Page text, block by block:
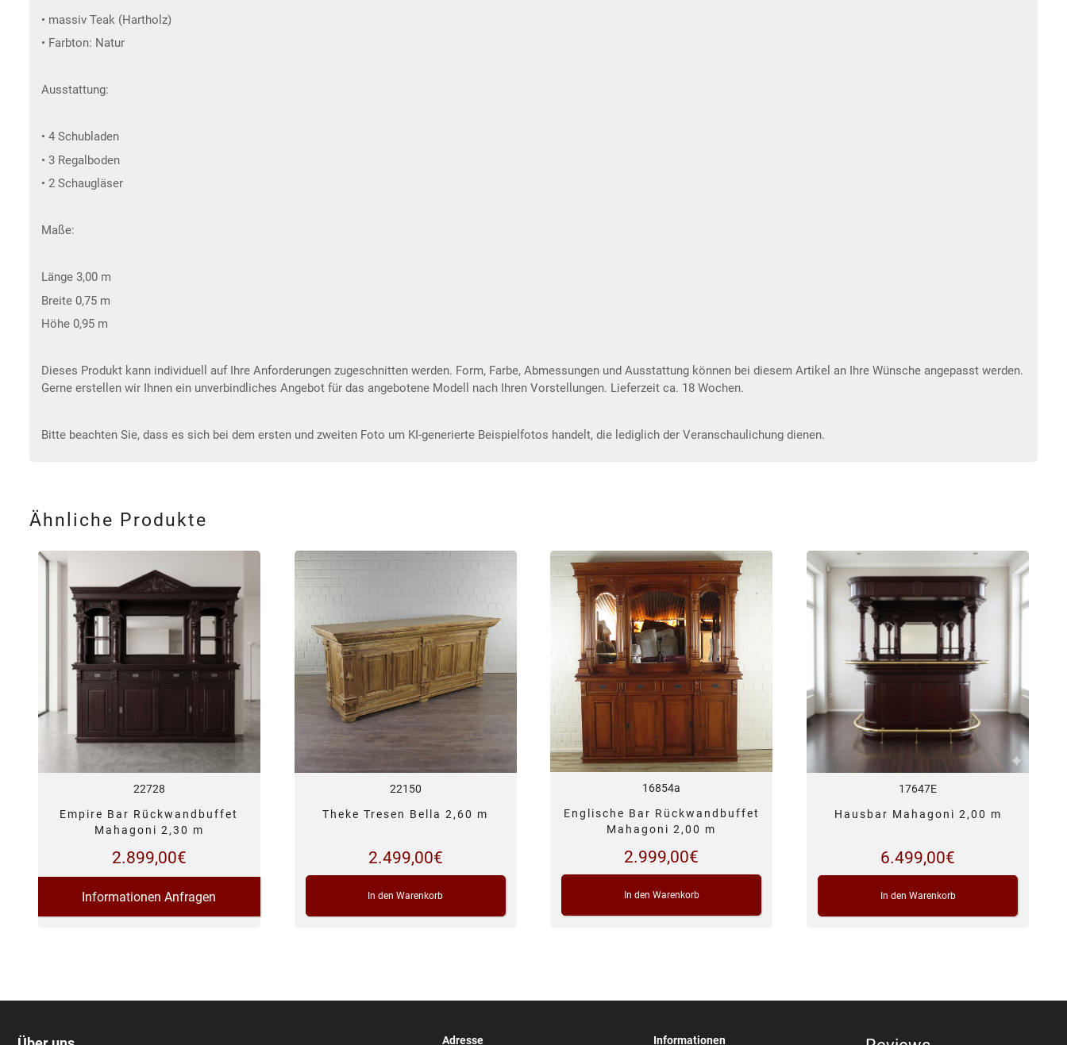
• massiv Teak (Hartholz)
• Farbton: Natur
Ausstattung:
• 4 Schubladen
• 3 Regalboden
• 2 Schaugläser
Maße:
Länge 3,00 m
Breite 0,75 m
Höhe 0,95 m
Dieses Produkt kann individuell auf Ihre Anforderungen zugeschnitten werden. Form, Farbe, Abmessungen und Ausstattung können bei diesem Artikel an Ihre Wünsche angepasst werden.
Gerne erstellen wir Ihnen ein unverbindliches Angebot für das angebotene Modell nach Ihren Vorstellungen. Lieferzeit ca. 18 Wochen.
Bitte beachten Sie, dass es sich bei dem ersten und zweiten Foto um KI-generierte Beispielfotos handelt, die lediglich der Veranschaulichung dienen.
Ähnliche Produkte
22728
Empire Bar Rückwandbuffet
Mahagoni 2,30 m
2.899,00€
Informationen Anfragen
22150
Theke Tresen Bella 2,60 m
2.499,00€
In den Warenkorb
16854a
Englische Bar Rückwandbuffet
Mahagoni 2,00 m
2.999,00€
In den Warenkorb
17647E
Hausbar Mahagoni 2,00 m
6.499,00€
In den Warenkorb
Adresse Informationen